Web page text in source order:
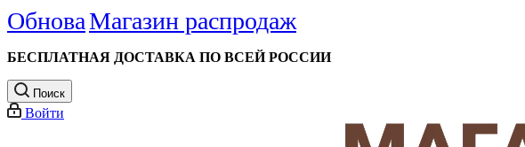
ОбноваМагазин распродаж
БЕСПЛАТНАЯ ДОСТАВКА ПО ВСЕЙ РОССИИ
Поиск
Войти